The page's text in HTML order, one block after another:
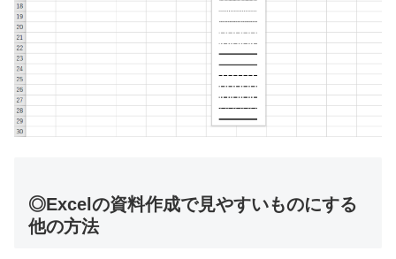
◎Excelの資料作成で見やすいものにする
他の方法